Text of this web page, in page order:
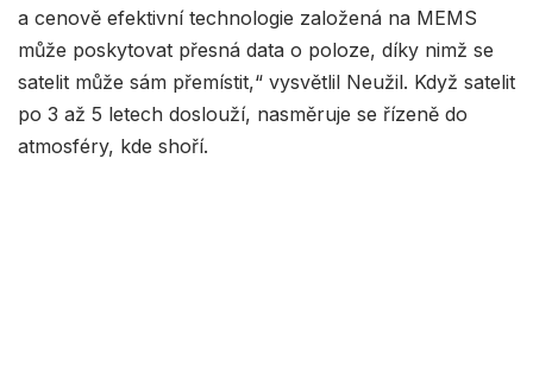
a cenově efektivní technologie založená na MEMS
může poskytovat přesná data o poloze, díky nimž se
satelit může sám přemístit,“ vysvětlil Neužil. Když satelit
po 3 až 5 letech doslouží, nasměruje se řízeně do
atmosféry, kde shoří.